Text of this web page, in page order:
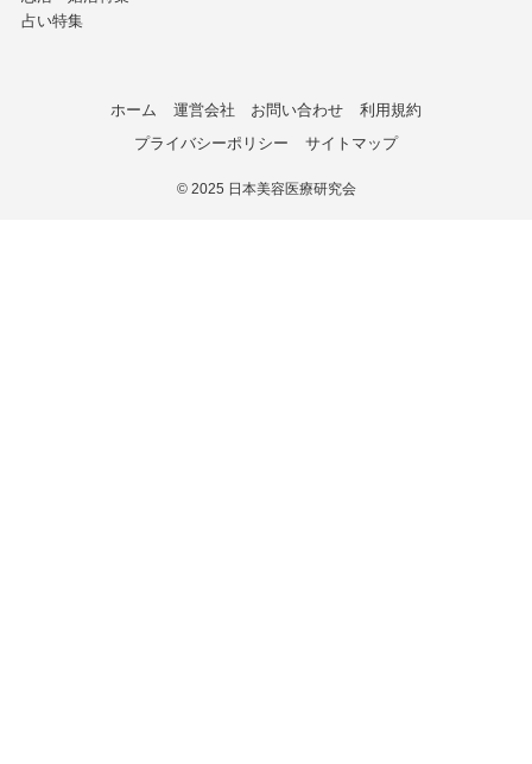
占い特集
ホーム 運営会社 お問い合わせ
利用規約
プライバシーポリシー
サイトマップ
©2025 日本美容医療研究会